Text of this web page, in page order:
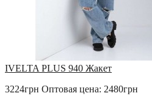
IVELTA PLUS 940 Жакет
3224грн Оптовая цена: 2480грн